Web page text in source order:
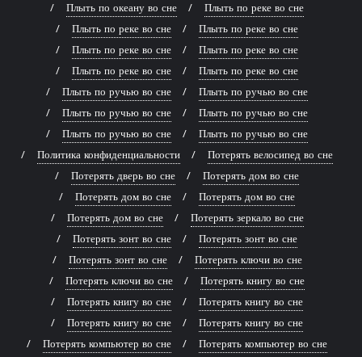
Плыть по океану во сне
Плыть по реке во сне
Плыть по реке во сне
Плыть по реке во сне
Плыть по реке во сне
Плыть по реке во сне
Плыть по реке во сне
Плыть по реке во сне
Плыть по ручью во сне
Плыть по ручью во сне
Плыть по ручью во сне
Плыть по ручью во сне
Плыть по ручью во сне
Плыть по ручью во сне
Политика конфиденциальности
Потерять велосипед во сне
Потерять дверь во сне
Потерять дом во сне
Потерять дом во сне
Потерять дом во сне
Потерять дом во сне
Потерять зеркало во сне
Потерять зонт во сне
Потерять зонт во сне
Потерять зонт во сне
Потерять ключи во сне
Потерять ключи во сне
Потерять книгу во сне
Потерять книгу во сне
Потерять книгу во сне
Потерять книгу во сне
Потерять книгу во сне
Потерять компьютер во сне
Потерять компьютер во сне